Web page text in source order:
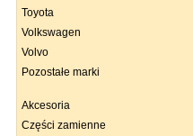
Toyota
Volkswagen
Volvo
Pozostałe marki
Akcesoria
Części zamienne